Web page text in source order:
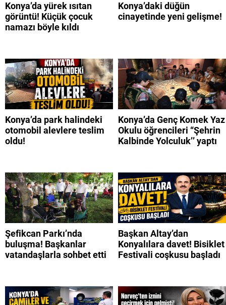
Konya’da yürek ısıtan
görüntü! Küçük çocuk
namazı böyle kıldı
Konya’daki düğün
cinayetinde yeni gelişme!
Konya’da park halindeki
otomobil alevlere teslim
oldu!
Konya’da Genç Komek Yaz
Okulu öğrencileri “Şehrin
Kalbinde Yolculuk’’ yaptı
Şefikcan Parkı’nda
buluşma! Başkanlar
vatandaşlarla sohbet etti
Başkan Altay’dan
Konyalılara davet! Bisiklet
Festivali coşkusu başladı